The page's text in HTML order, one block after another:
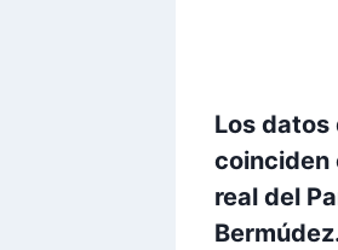
Los datos
coinciden
real del